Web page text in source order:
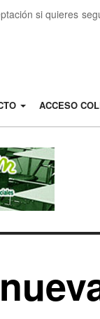
si quieres
ACCESO